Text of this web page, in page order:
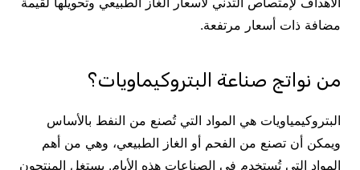
مضافة ذات أسعار مرتفعة.
من نواتج صناعة البتروكيماويات؟
البتروكيمياويات هي المواد التي تُصنع من النفط بالأساس
ويمكن أن تصنع من الفحم أو الغاز الطبيعي، وهي من أهم
المواد التي تُستخدم في الصناعات هذه الأيام. يستغل المنتجون